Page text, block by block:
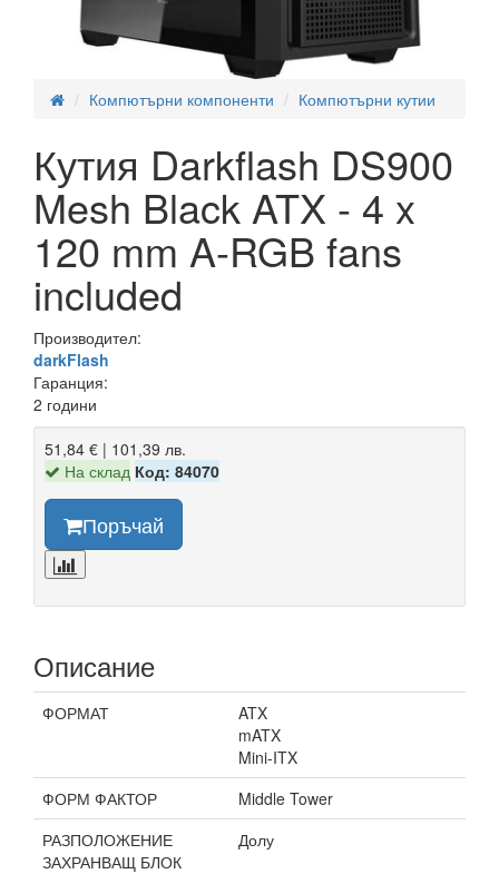
Компютърни компоненти Компютърни кутии
Кутия Darkflash DS900
Mesh Black ATX - 4 x
120 mm A-RGB fans
included
Производител:
darkFlash
Гаранция:
2 години
51,84 € | 101,39 лв.
На склад Код: 84070
Поръчай
Описание
ФОРМАТ
ATX
mATX
Mini-ITX
ФОРМ ФАКТОР
Middle Tower
РАЗПОЛОЖЕНИЕ
ЗАХРАНВАЩ БЛОК
Долу